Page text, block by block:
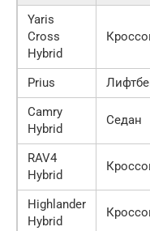
Yaris
Cross
Hybrid
Prius
Camry
Hybrid
Седан
RAV4
Hybrid
Highlander
Hybrid